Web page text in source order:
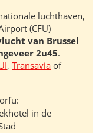
luchthaven,
(CFU)
van Brussel
2u45.
, Transavia of
in de